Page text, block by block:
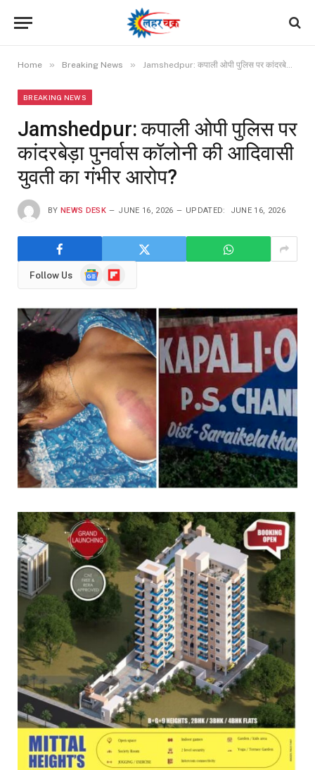
Home » Breaking News » Jamshedpur: कपाली ओपी पुलिस पर कांदरबेड़ा पुनर्वास कॉलोनी की आदिवासी युवती का गंभीर आरोप?
BREAKING NEWS
Jamshedpur: कपाली ओपी पुलिस पर
कांदरबेड़ा पुनर्वास कॉलोनी की आदिवासी
युवती का गंभीर आरोप?
BY NEWS DESK JUNE 16, 2026 UPDATED: JUNE 16, 2026
Follow Us
GoogleFlipboard